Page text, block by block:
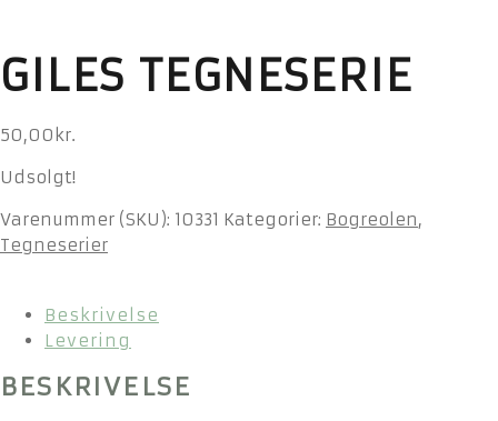
GILES TEGNESERIE
50,00 kr.
Udsolgt!
Varenummer (SKU): 10331 Kategorier: Bogreolen,
Tegneserier
Beskrivelse
Levering
BESKRIVELSE